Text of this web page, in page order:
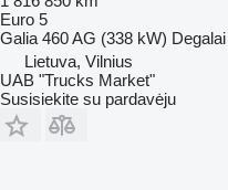
Euro 5
Galia 460 AG (338 kW) Degalai
Lietuva, Vilnius
UAB "Trucks Market"
Susisiekite su pardavėju